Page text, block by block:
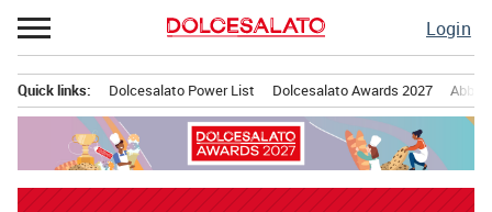
Passa
al
Login
principale
Quick links: Dolcesalato Power List Dolcesalato Awards 2027